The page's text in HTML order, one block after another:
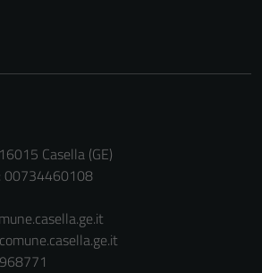
Casella (GE)
00734460108
sono
impostati da
servizi esterni
(si veda la